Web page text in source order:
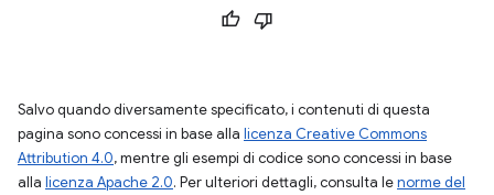
Salvo quando diversamente specificato, i contenuti di questa
pagina sono concessi in base alla licenza Creative Commons
Attribution 4.0, mentre gli esempi di codice sono concessi in base
alla licenza Apache 2.0. Per ulteriori dettagli, consulta lenorme del